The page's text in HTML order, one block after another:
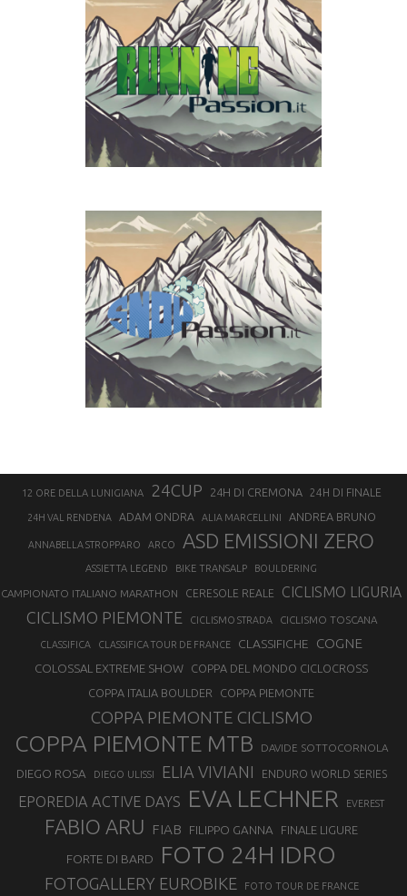
12 ORE DELLA LUNIGIANA 24CUP 24H DI CREMONA 24H DI FINALE
24H VAL RENDENA ADAM ONDRA ALIA MARCELLINI ANDREA BRUNO
ANNABELLA STROPPARO ARCO ASD EMISSIONI ZERO
ASSIETTA LEGEND BIKE TRANSALP BOULDERING
CAMPIONATO ITALIANO MARATHON CERESOLE REALE CICLISMO LIGURIA
CICLISMO PIEMONTE CICLISMO STRADA CICLISMO TOSCANA
CLASSIFICA CLASSIFICA TOUR DE FRANCE CLASSIFICHE COGNE
COLOSSAL EXTREME SHOW
COPPA DEL MONDO CICLOCROSS
COPPA ITALIA BOULDER
COPPA PIEMONTE
COPPA PIEMONTE CICLISMO
COPPA PIEMONTE MTB DAVIDE SOTTOCORNOLA
DIEGO ROSA DIEGO ULISSI ELIA VIVIANI ENDURO WORLD SERIES
EPOREDIA ACTIVE DAYS EVA LECHNER EVEREST
FABIO ARU FIAB FILIPPO GANNA FINALE LIGURE
FORTE DI BARD FOTO 24H IDRO
FOTOGALLERY EUROBIKE FOTO TOUR DE FRANCE